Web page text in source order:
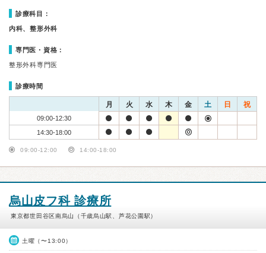
診療科目：
内科、整形外科
専門医・資格：
整形外科専門医
診療時間
月 火 水 木 金 土 日 祝
09:00-12:30
14:30-18:00
09:00-12:00 14:00-18:00
烏山皮フ科 診療所
東京都世田谷区南烏山（千歳烏山駅、芦花公園駅）
土曜（〜13:00）